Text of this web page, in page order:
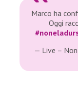
Marco ha
Oggi
— Live –